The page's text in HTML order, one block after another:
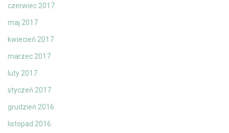
czerwiec 2017
maj 2017
kwiecień 2017
marzec 2017
luty 2017
styczeń 2017
grudzień 2016
listopad 2016